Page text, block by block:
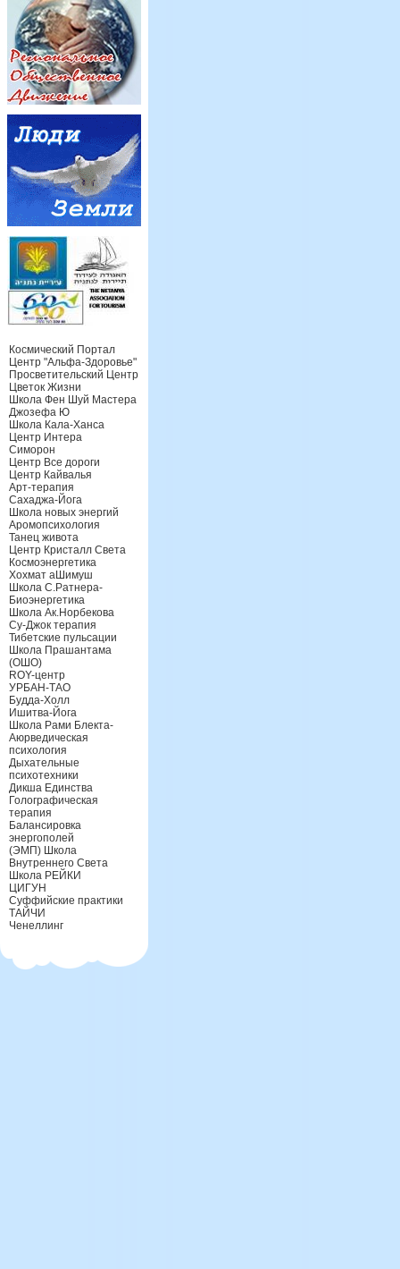
Космический Портал
Центр "Альфа-Здоровье"
Просветительский Центр
Цветок Жизни
Школа Фен Шуй Мастера
Джозефа Ю
Школа Кала-Ханса
Центр Интера
Симорон
Центр Все дороги
Центр Кайвалья
Арт-терапия
Сахаджа-Йога
Школа новых энергий
Аромопсихология
Танец живота
Центр Кристалл Света
Космоэнергетика
Хохмат аШимуш
Школа С.Ратнера-
Биоэнергетика
Школа Ак.Норбекова
Су-Джок терапия
Тибетские пульсации
Школа Прашантама
(ОШО)
ROY-центр
УРБАН-ТАО
Будда-Холл
Ишитва-Йога
Школа Рами Блекта-
Аюрведическая
психология
Дыхательные
психотехники
Дикша Единства
Голографическая
терапия
Балансировка
энергополей
(ЭМП) Школа
Внутреннего Света
Школа РЕЙКИ
ЦИГУН
Суффийские практики
ТАЙЧИ
Ченеллинг